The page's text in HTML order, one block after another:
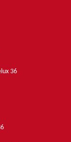
36